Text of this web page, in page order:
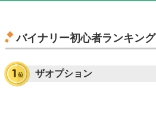
バイナリー初心者ランキング
ザオプション